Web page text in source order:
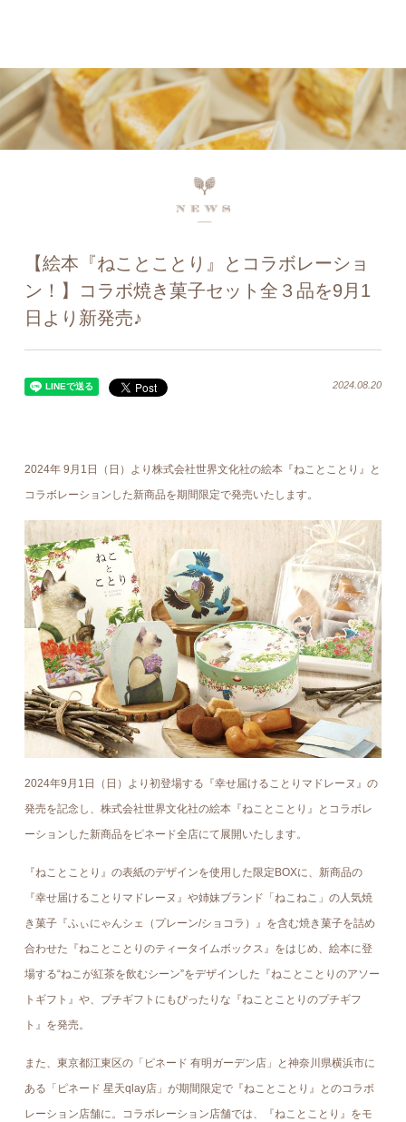
【絵本『ねことことり』とコラボレーショ
ン！】コラボ焼き菓子セット全３品を9月1
日より新発売♪
2024.08.20
2024年 9月1日（日）より株式会社世界文化社の絵本『ねことことり』と
コラボレーションした新商品を期間限定で発売いたします。
2024年9月1日（日）より初登場する『幸せ届けることりマドレーヌ』の
発売を記念し、株式会社世界文化社の絵本『ねことことり』とコラボレ
ーションした新商品をピネード全店にて展開いたします。
『ねことことり』の表紙のデザインを使用した限定BOXに、新商品の
『幸せ届けることりマドレーヌ』や姉妹ブランド「ねこねこ」の人気焼
き菓子『ふぃにゃんシェ（プレーン/ショコラ）』を含む焼き菓子を詰め
合わせた『ねことことりのティータイムボックス』をはじめ、絵本に登
場する“ねこが紅茶を飲むシーン”をデザインした『ねことことりのアソー
トギフト』や、プチギフトにもぴったりな『ねことことりのプチギフ
ト』を発売。
また、東京都江東区の「ピネード 有明ガーデン店」と神奈川県横浜市に
ある「ピネード 星天qlay店」が期間限定で『ねことことり』とのコラボ
レーション店舗に。コラボレーション店舗では、『ねことことり』をモ